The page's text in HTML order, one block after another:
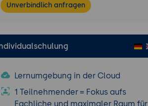
Unverbindlich anfragen
Lernumgebung in der Cloud
1 Teilnehmender = Fokus aufs
Fachliche und maximaler Raum für